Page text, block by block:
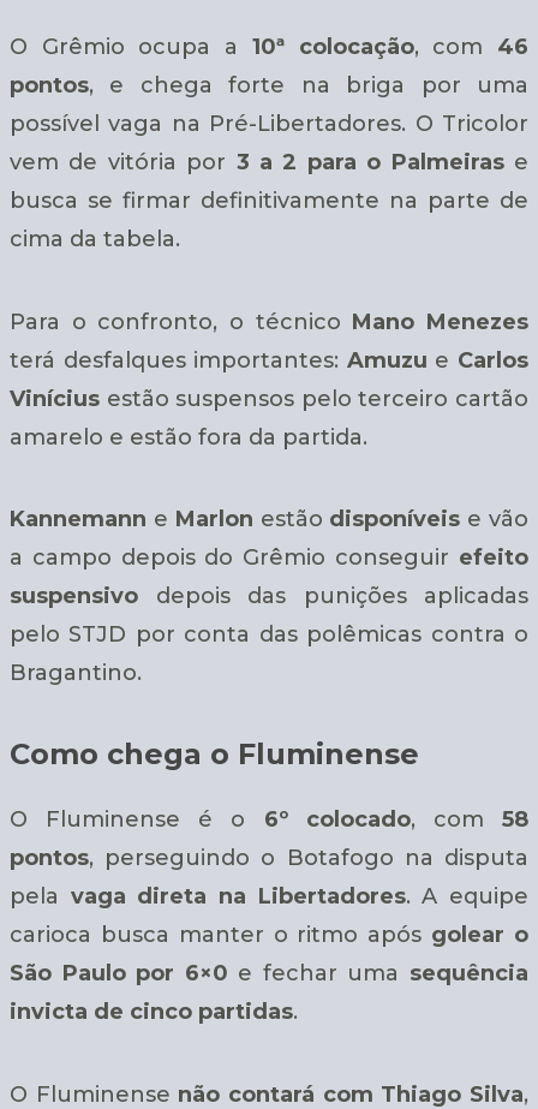
O Grêmio ocupa a 10ª colocação, com 46
pontos, e chega forte na briga por uma
possível vaga na Pré-Libertadores. O Tricolor
vem de vitória por 3 a 2 para o Palmeirase
busca se firmar definitivamente na parte de
cima da tabela.
Para o confronto, o técnico Mano Menezes
terá desfalques importantes: Amuzu e Carlos
Vinícius estão suspensos pelo terceiro cartão
amarelo e estão fora da partida.
Kannemann e Marlon estão disponíveis e vão
a campo depois do Grêmio conseguir efeito
suspensivo depois das punições aplicadas
pelo STJD por conta das polêmicas contra o
Bragantino.
Como chega o Fluminense
O Fluminense é o 6º colocado, com58
pontos, perseguindo o Botafogo na disputa
pela vaga direta na Libertadores. A equipe
carioca busca manter o ritmo após golear o
São Paulo por 6×0 e fechar uma sequência
invicta de cinco partidas.
O Fluminense não contará com Thiago Silva,